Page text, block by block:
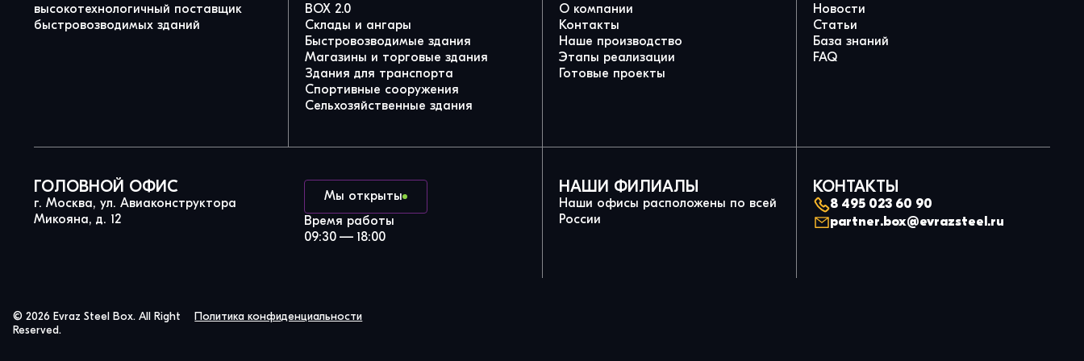
высокотехнологичный поставщик
быстровозводимых зданий
BOX 2.0
Склады и ангары
Быстровозводимые здания
Магазины и торговые здания
Здания для транспорта
Спортивные сооружения
Сельхозяйственные здания
О компании
Контакты
Наше производство
Этапы реализации
Готовые проекты
Новости
Статьи
База знаний
FAQ
ГОЛОВНОЙ ОФИС
г. Москва, ул. Авиаконструктора
Микояна, д. 12
Мы открыты
Время работы
09:30 — 18:00
НАШИ ФИЛИАЛЫ
Наши офисы расположены по всей
России
КОНТАКТЫ
8 495 023 60 90
partner.box@evrazsteel.ru
© 2026 Evraz Steel Box. All Right
Reserved.
Политика конфиденциальности